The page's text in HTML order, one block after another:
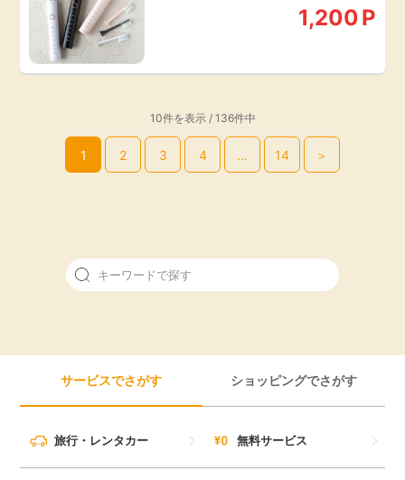
1,200P
10件を表示 / 136件中
1 2 3 4 … 14 ＞
サービスでさがす ショッピングでさがす
旅行・レンタカー 無料サービス